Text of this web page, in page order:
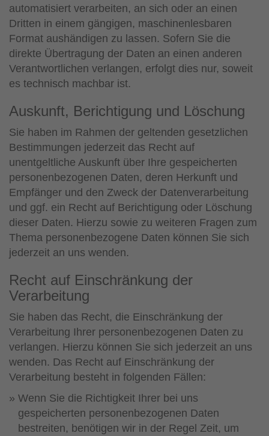
automatisiert verarbeiten, an sich oder an einen
Dritten in einem gängigen, maschinenlesbaren
Format aushändigen zu lassen. Sofern Sie die
direkte Übertragung der Daten an einen anderen
Verantwortlichen verlangen, erfolgt dies nur, soweit
es technisch machbar ist.
Auskunft, Berichtigung und Löschung
Sie haben im Rahmen der geltenden gesetzlichen
Bestimmungen jederzeit das Recht auf
unentgeltliche Auskunft über Ihre gespeicherten
personenbezogenen Daten, deren Herkunft und
Empfänger und den Zweck der Datenverarbeitung
und ggf. ein Recht auf Berichtigung oder Löschung
dieser Daten. Hierzu sowie zu weiteren Fragen zum
Thema personenbezogene Daten können Sie sich
jederzeit an uns wenden.
Recht auf Einschränkung der
Verarbeitung
Sie haben das Recht, die Einschränkung der
Verarbeitung Ihrer personenbezogenen Daten zu
verlangen. Hierzu können Sie sich jederzeit an uns
wenden. Das Recht auf Einschränkung der
Verarbeitung besteht in folgenden Fällen:
Wenn Sie die Richtigkeit Ihrer bei uns
gespeicherten personenbezogenen Daten
bestreiten, benötigen wir in der Regel Zeit, um